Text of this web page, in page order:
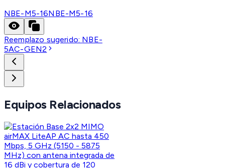
NBE-M5-16NBE-M5-16
Reemplazo sugerido: NBE-
5AC-GEN2
Equipos Relacionados